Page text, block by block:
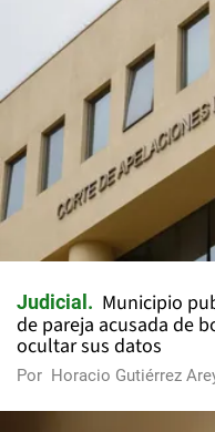
Judicial
Municipio
de pareja acusada de
ocultar sus datos
Por Horacio Gutiérrez